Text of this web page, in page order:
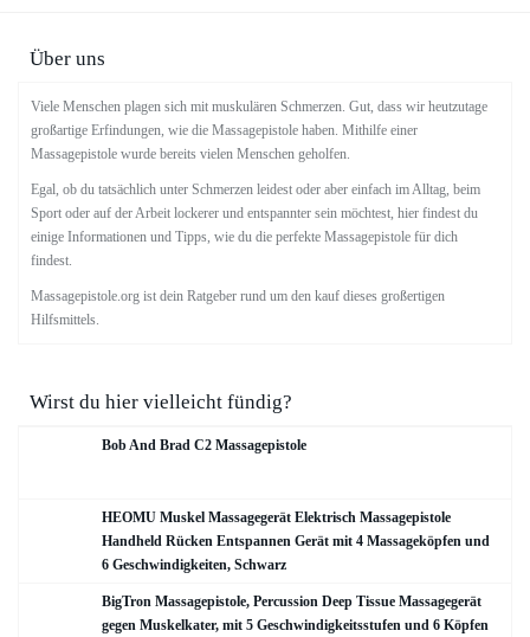
Über uns
Viele Menschen plagen sich mit muskulären Schmerzen. Gut, dass wir heutzutage
großartige Erfindungen, wie die Massagepistole haben. Mithilfe einer
Massagepistole wurde bereits vielen Menschen geholfen.
Egal, ob du tatsächlich unter Schmerzen leidest oder aber einfach im Alltag, beim
Sport oder auf der Arbeit lockerer und entspannter sein möchtest, hier findest du
einige Informationen und Tipps, wie du die perfekte Massagepistole für dich
findest.
Massagepistole.org ist dein Ratgeber rund um den kauf dieses großertigen
Hilfsmittels.
Wirst du hier vielleicht fündig?
Bob And Brad C2 Massagepistole
HEOMU Muskel Massagegerät Elektrisch Massagepistole
Handheld Rücken Entspannen Gerät mit 4 Massageköpfen und
6 Geschwindigkeiten, Schwarz
BigTron Massagepistole, Percussion Deep Tissue Massagegerät
gegen Muskelkater, mit 5 Geschwindigkeitsstufen und 6 Köpfen